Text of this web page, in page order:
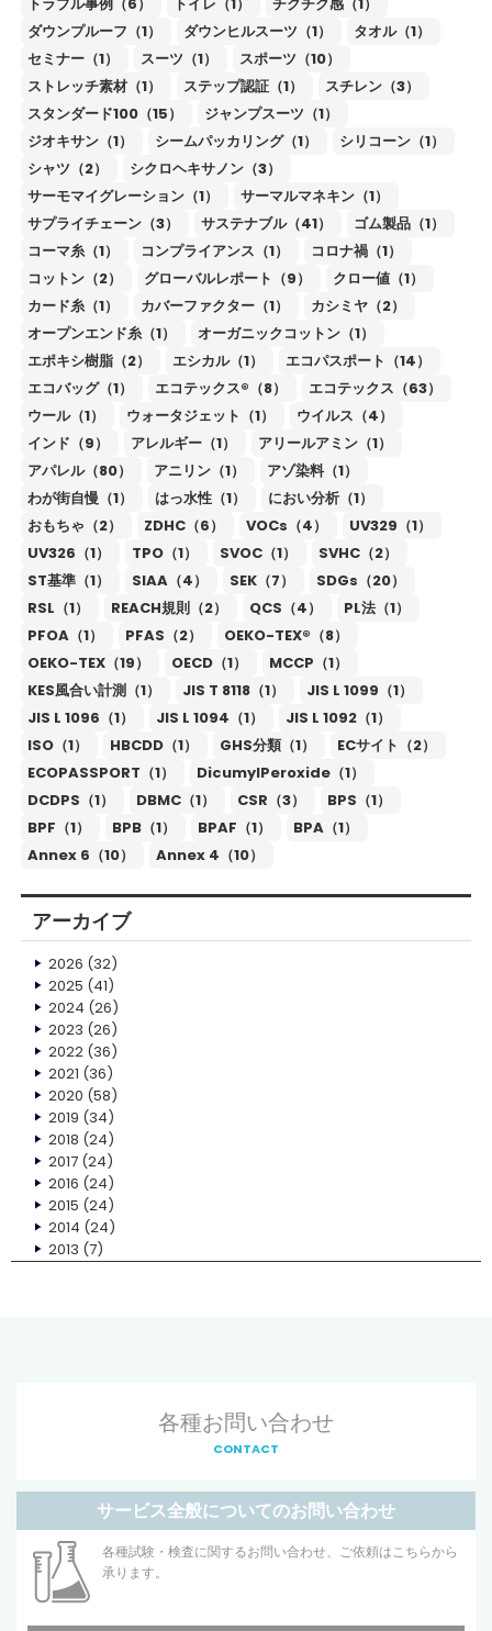
ダウンプルーフ（1）
ダウンヒルスーツ（1）
タオル（1）
セミナー（1）
スーツ（1）
スポーツ（10）
ストレッチ素材（1）
ステップ認証（1）
スチレン（3）
スタンダード100（15）
ジャンプスーツ（1）
ジオキサン（1）
シームパッカリング（1）
シリコーン（1）
シャツ（2）
シクロヘキサノン（3）
サーモマイグレーション（1）
サーマルマネキン（1）
サプライチェーン（3）
サステナブル（41）
ゴム製品（1）
コーマ糸（1）
コンプライアンス（1）
コロナ禍（1）
コットン（2）
グローバルレポート（9）
クロー値（1）
カード糸（1）
カバーファクター（1）
カシミヤ（2）
オープンエンド糸（1）
オーガニックコットン（1）
エポキシ樹脂（2）
エシカル（1）
エコパスポート（14）
エコバッグ（1）
エコテックス®（8）
エコテックス（63）
ウール（1）
ウォータジェット（1）
ウイルス（4）
インド（9）
アレルギー（1）
アリールアミン（1）
アパレル（80）
アニリン（1）
アゾ染料（1）
わが街自慢（1）
はっ水性（1）
におい分析（1）
おもちゃ（2）
ZDHC（6） VOCs（4）
UV329（1）
UV326（1）
TPO（1） SVOC（1）
SVHC（2）
ST基準（1）
SIAA（4） SEK（7）
SDGs（20）
RSL（1）
REACH規則（2） QCS（4）
PL法（1）
PFOA（1）
PFAS（2）
OEKO-TEX®（8）
OEKO-TEX（19）
OECD（1）
MCCP（1）
KES風合い計測（1）
JIS T 8118（1）
JIS L 1099（1）
JIS L 1096（1）
JIS L 1094（1）
JIS L 1092（1）
ISO（1）
HBCDD（1） GHS分類（1）
ECサイト（2）
ECOPASSPORT（1）
DicumylPeroxide（1）
DCDPS（1）
DBMC（1） CSR（3）
BPS（1）
BPF（1）
BPB（1） BPAF（1）
BPA（1）
Annex 6（10）
Annex 4（10）
アーカイブ
2026 (32)
2025 (41)
2024 (26)
2023 (26)
2022(36)
2021 (36)
2020 (58)
2019 (34)
2018 (24)
2017(24)
2016 (24)
2015 (24)
2014 (24)
2013 (7)
各種お問い合わせ
CONTACT
サービス全般についてのお問い合わせ
各種試験・検査に関するお問い合わせ、ご依頼はこちらから
承ります。